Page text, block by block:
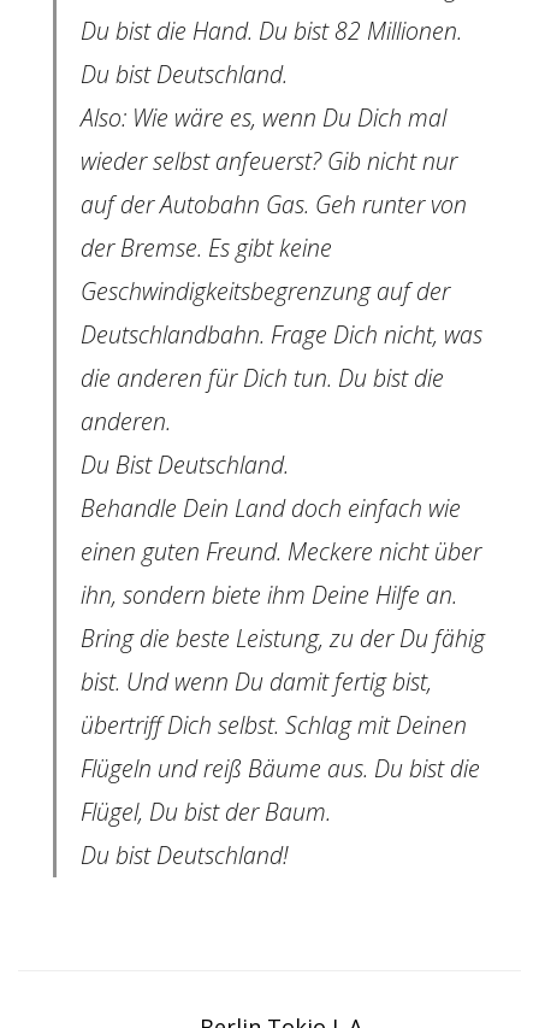
Du bist die Hand. Du bist 82 Millionen.
Du bist Deutschland.
Also: Wie wäre es, wenn Du Dich mal
wieder selbst anfeuerst? Gib nicht nur
auf der Autobahn Gas. Geh runter von
der Bremse. Es gibt keine
Geschwindigkeitsbegrenzung auf der
Deutschlandbahn. Frage Dich nicht, was
die anderen für Dich tun. Du bist die
anderen.
Du Bist Deutschland.
Behandle Dein Land doch einfach wie
einen guten Freund. Meckere nicht über
ihn, sondern biete ihm Deine Hilfe an.
Bring die beste Leistung, zu der Du fähig
bist. Und wenn Du damit fertig bist,
übertriff Dich selbst. Schlag mit Deinen
Flügeln und reiß Bäume aus. Du bist die
Flügel, Du bist der Baum.
Du bist Deutschland!